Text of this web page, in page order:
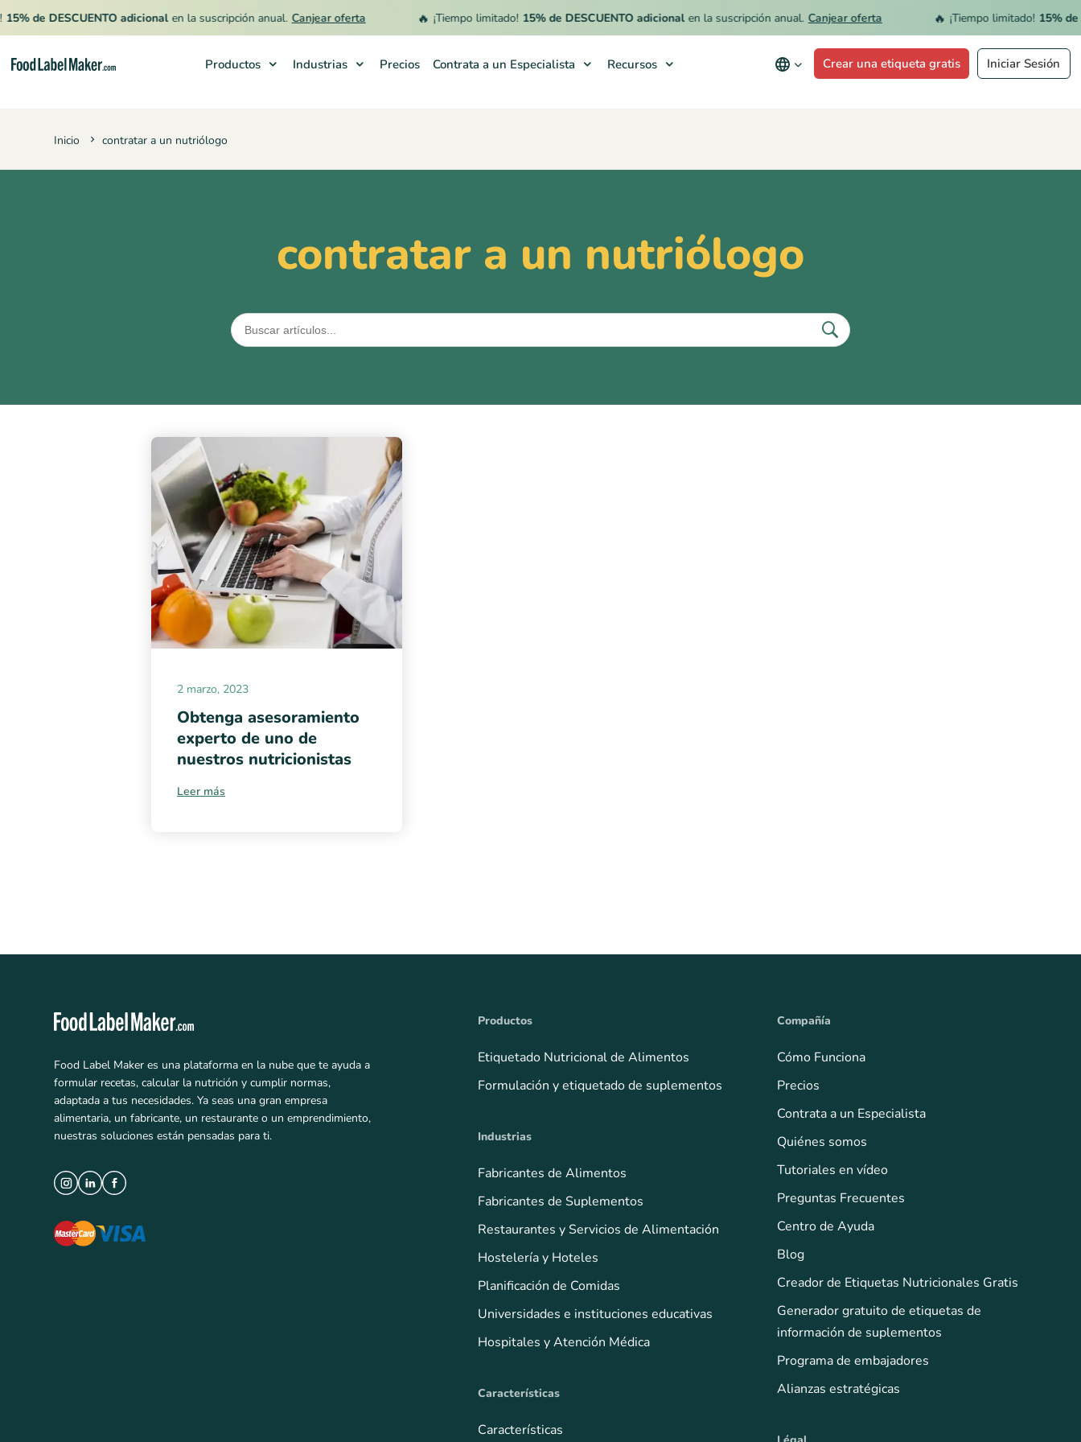
de DESCUENTO adicional en la suscripción anual. Canjear oferta ¡Tiempo limitado! 15% de DESCUENTO adicional en la suscripción anual. Canjear oferta ¡Tiempo limitado! 15% de
Productos Industrias Precios Contrata a un Especialista Recursos Crear una etiqueta gratis Iniciar Sesión
Inicio contratar a un nutriólogo
contratar a un nutriólogo
2 marzo, 2023
Obtenga asesoramiento
experto de uno de
nuestros nutricionistas
Leer más
Food Label Maker es una plataforma en la nube que te ayuda a
formular recetas, calcular la nutrición y cumplir normas,
adaptada a tus necesidades. Ya seas una gran empresa
alimentaria, un fabricante, un restaurante o un emprendimiento,
nuestras soluciones están pensadas para ti.
Productos
Etiquetado Nutricional de Alimentos
Formulación y etiquetado de suplementos
Industrias
Fabricantes de Alimentos
Fabricantes de Suplementos
Restaurantes y Servicios de Alimentación
Hostelería y Hoteles
Planificación de Comidas
Universidades e instituciones educativas
Hospitales y Atención Médica
Características
Características
Compañía
Cómo Funciona
Precios
Contrata a un Especialista
Quiénes somos
Tutoriales en vídeo
Preguntas Frecuentes
Centro de Ayuda
Blog
Creador de Etiquetas Nutricionales Gratis
Generador gratuito de etiquetas de
información de suplementos
Programa de embajadores
Alianzas estratégicas
Industrias